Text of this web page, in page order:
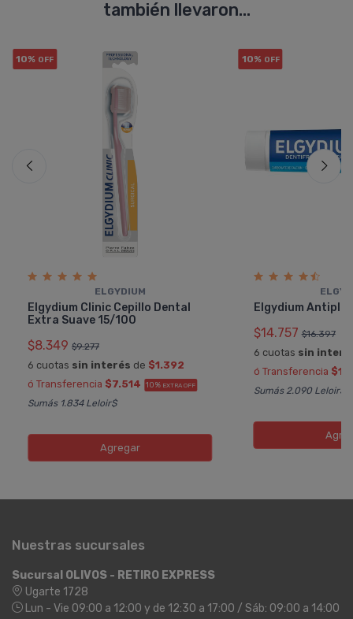
también llevaron...
10% OFF
ELGYDIUM
Elgydium Clinic Cepillo Dental
Extra Suave 15/100
$8.349 $9.277
6 cuotas sin interés de $1.392
ó Transferencia $7.514 10% EXTRA OFF
Sumás 1.834 Leloir$
Agregar
10% OFF
Elgydium
$14.757 $16.397
6 cuotas sin
ó Transferencia
Sumás 2.090 Leloir$
Nuestras sucursales
Sucursal OLIVOS - RETIRO EXPRESS
Ugarte 1728
Lun - Vie 09:00 a 12:00 y de 12:30 a 17:00 / Sáb: 09:00 a 14:00